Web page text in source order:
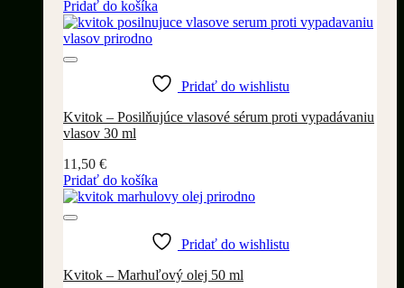
Pridať do košíka
Pridať do wishlistu
Kvitok – Posilňujúce vlasové sérum proti vypadávaniu
vlasov 30 ml
11,50 €
Pridať do košíka
Pridať do wishlistu
Kvitok – Marhuľový olej 50 ml